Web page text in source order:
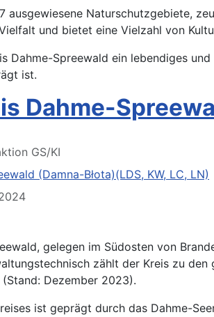
ausgewiesene Naturschutzgebiete,
und bietet eine Vielzahl von
Dahme-Spreewald ein lebendiges
ist.
Dahme-
GS/KI
(Damna-Błota)(LDS, KW, LC, LN)
gelegen im Südosten von
zählt der Kreis zu
Dezember 2023).
ist geprägt durch das Dahme-